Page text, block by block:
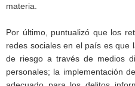
materia.
Por último, puntualizó que los
redes sociales en el país es que
de riesgo a través de medios
personales; la implementación